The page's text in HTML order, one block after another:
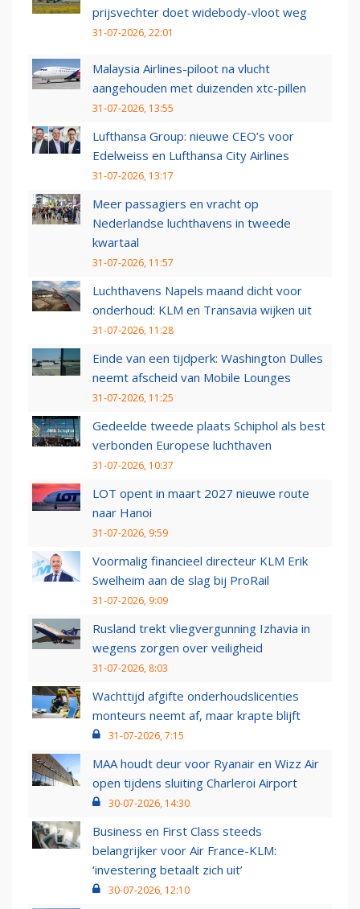
prijsvechter doet widebody-vloot weg
31-07-2026, 22:01
Malaysia Airlines-piloot na vlucht
aangehouden met duizenden xtc-pillen
31-07-2026, 13:55
Lufthansa Group: nieuwe CEO’s voor
Edelweiss en Lufthansa City Airlines
31-07-2026, 13:17
Meer passagiers en vracht op
Nederlandse luchthavens in tweede
kwartaal
31-07-2026, 11:57
Luchthavens Napels maand dicht voor
onderhoud: KLM en Transavia wijken uit
31-07-2026, 11:28
Einde van een tijdperk: Washington Dulles
neemt afscheid van Mobile Lounges
31-07-2026, 11:25
Gedeelde tweede plaats Schiphol als best
verbonden Europese luchthaven
31-07-2026, 10:37
LOT opent in maart 2027 nieuwe route
naar Hanoi
31-07-2026, 9:59
Voormalig financieel directeur KLM Erik
Swelheim aan de slag bij ProRail
31-07-2026, 9:09
Rusland trekt vliegvergunning Izhavia in
wegens zorgen over veiligheid
31-07-2026, 8:03
Wachttijd afgifte onderhoudslicenties
monteurs neemt af, maar krapte blijft
31-07-2026, 7:15
MAA houdt deur voor Ryanair en Wizz Air
open tijdens sluiting Charleroi Airport
30-07-2026, 14:30
Business en First Class steeds
belangrijker voor Air France-KLM:
‘investering betaalt zich uit’
30-07-2026, 12:10